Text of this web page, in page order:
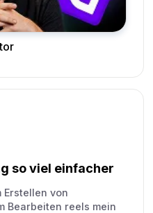
so viel einfacher
Erstellen von
Bearbeiten reels mein